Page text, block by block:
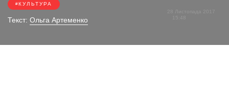
КУЛЬТУРА
Текст: Ольга Артеменко
28 Листопада 2017